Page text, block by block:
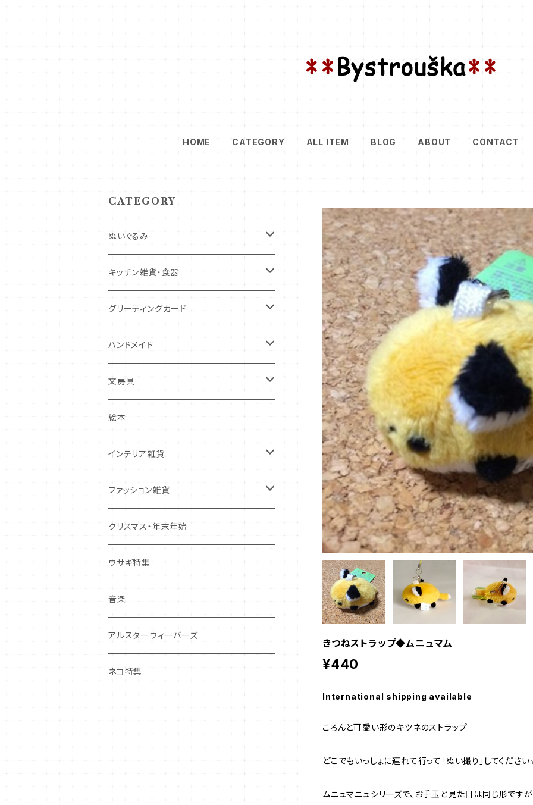
HOME CATEGORY ALL ITEM BLOG ABOUT CONTACT
きつねストラップ◆ムニュマム
¥440
International shipping available
ころんと可愛い形のキツネのストラップ
どこでもいっしょに連れて行って「ぬい撮り」してくださ
ムニュマニュシリーズで、お手玉と見た目は同じ形ですが
CATEGORY
ぬいぐるみ
キツネ
犬
その他
キッチン雑貨・食器
コースター・布製品
食器
その他
グリーティングカード
バースデーカード
多目的カード
クリスマス・冬の季節
ポストカード
ハンドメイド
ニードルフエルト
ワッペン
抜型、シリコンモールド
その他
文房具
ノート・メモ・付箋
レターセット
マステ・ステッカー等
しおり・ブックマーク
その他
絵本
インテリア雑貨
置物
布製品・ドイリー
マグネット
その他
ファッション雑貨
キーホルダー・バッグチャーム
アクセサリー
ポーチ・バッグ
ギフトバッグ・巾着
ハンカチ・手拭い
その他
クリスマス・年末年始
ウサギ特集
音楽
アルスターウィーバーズ
ネコ特集